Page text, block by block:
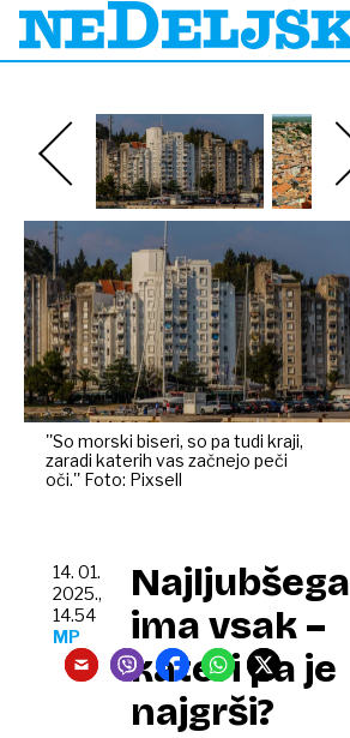
''So morski biseri, so pa tudi kraji,
zaradi katerih vas začnejo peči
oči.'' Foto: Pixsell
Najljubšega
ima vsak –
kateri pa je
najgrši?
14. 01.
2025.,
14.54
MP